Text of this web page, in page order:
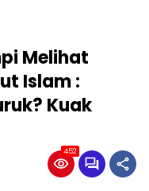
Melihat
Islam :
Kuak
452